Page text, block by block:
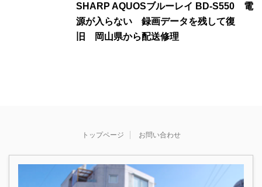
SHARP AQUOSブルーレイ BD-S550 電
源が入らない 録画データを残して復
旧 岡山県から配送修理
トップページ お問い合わせ